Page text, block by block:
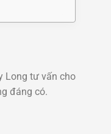
Long tư vấn cho
đáng có.